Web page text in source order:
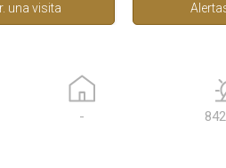
una visita
-